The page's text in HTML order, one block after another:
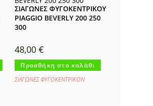
ΣΙΑΓΩΝΕΣ ΦΥΓΟΚΕΝΤΡΙΚΟΥ
PIAGGIO BEVERLY 200 250
300
48,00€
Προσθήκη στο καλάθι
ΣΙΑΓΩΝΕΣ ΦΥΓΟΚΕΝΤΡΙΚΟΝ